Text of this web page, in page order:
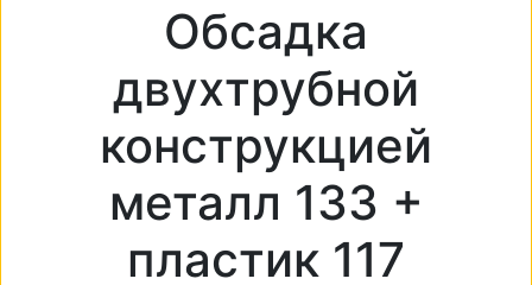
Обсадка
двухтрубной
конструкцией
металл 133 +
пластик 117